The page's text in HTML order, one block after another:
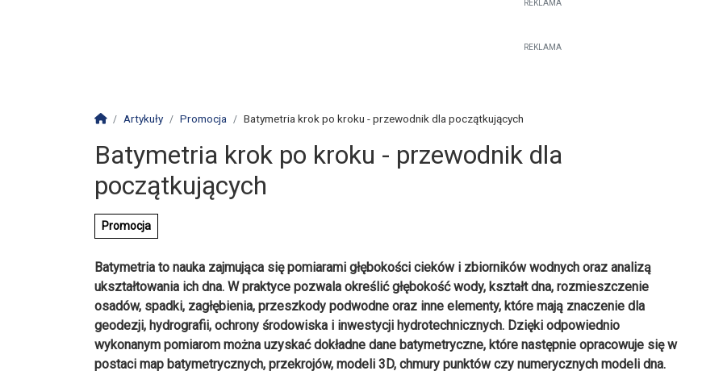
REKLAMA
REKLAMA
Strona główna
Artykuły Promocja Batymetria krok po kroku - przewodnik dla początkujących
Batymetria krok po kroku - przewodnik dla
początkujących
Promocja
Batymetria to nauka zajmująca się pomiarami głębokości cieków i zbiorników wodnych oraz analizą
ukształtowania ich dna. W praktyce pozwala określić głębokość wody, kształt dna, rozmieszczenie
osadów, spadki, zagłębienia, przeszkody podwodne oraz inne elementy, które mają znaczenie dla
geodezji, hydrografii, ochrony środowiska i inwestycji hydrotechnicznych. Dzięki odpowiednio
wykonanym pomiarom można uzyskać dokładne dane batymetryczne, które następnie opracowuje się w
postaci map batymetrycznych, przekrojów, modeli 3D, chmury punktów czy numerycznych modeli dna.